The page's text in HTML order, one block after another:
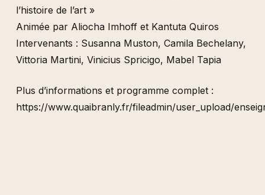
l’histoire de l’art »
Animée par Aliocha Imhoff et Kantuta Quiros
Intervenants : Susanna Muston, Camila Bechelany,
Vittoria Martini, Vinicius Spricigo, Mabel Tapia
Plus d’informations et programme complet :
https://www.quaibranly.fr/fileadmin/user_upload/